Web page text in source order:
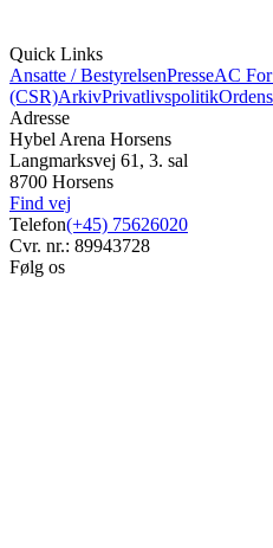
Quick Links
Ansatte / BestyrelsenPresseAC
(CSR)ArkivPrivatlivspolitik
Adresse
Hybel Arena Horsens
Langmarksvej 61, 3. sal
8700 Horsens
Find vej
Telefon(+45) 75626020
Cvr. nr.: 89943728
Følg os